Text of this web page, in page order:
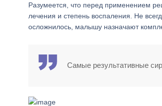
Разумеется, что перед применением
лечения и степень воспаления. Не
осложнилось, малышу назначают
Самые результативные